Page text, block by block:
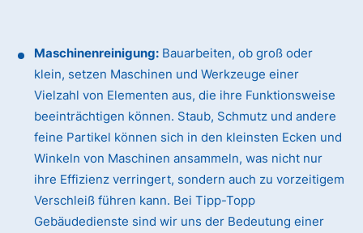
Maschinenreinigung: Bauarbeiten, ob groß oder
klein, setzen Maschinen und Werkzeuge einer
Vielzahl von Elementen aus, die ihre Funktionsweise
beeinträchtigen können. Staub, Schmutz und andere
feine Partikel können sich in den kleinsten Ecken und
Winkeln von Maschinen ansammeln, was nicht nur
ihre Effizienz verringert, sondern auch zu vorzeitigem
Verschleiß führen kann. Bei Tipp-Topp
Gebäudedienste sind wir uns der Bedeutung einer